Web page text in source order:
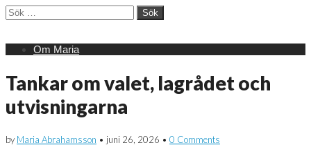
Sök
efter:
Main
Skip
Om Maria
Tankar om valet, lagrådet och
utvisningarna
by Maria Abrahamsson • juni 26, 2026 • 0 Comments